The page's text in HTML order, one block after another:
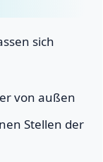
sich
von außen
Stellen der